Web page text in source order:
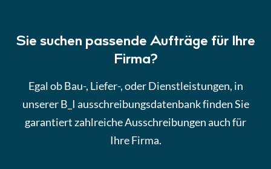
Sie suchen passende Aufträge für Ihre
Firma?
Egal ob Bau-, Liefer-, oder Dienstleistungen, in
unserer B_I ausschreibungsdatenbank finden Sie
garantiert zahlreiche Ausschreibungen auch für
Ihre Firma.